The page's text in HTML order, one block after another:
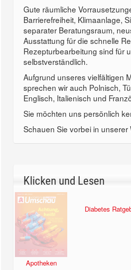
Gute räumliche
Barrierefreiheit, Klimaanlage,
separater Beratungsraum,
Ausstattung für die schnelle
Rezepturbearbeitung sind für
selbstverständlich.
Aufgrund unseres vielfältigen
sprechen wir auch Polnisch,
Englisch, Italienisch und
Sie möchten uns persönlich
Schauen Sie vorbei in
Klicken und Lesen
Apotheken